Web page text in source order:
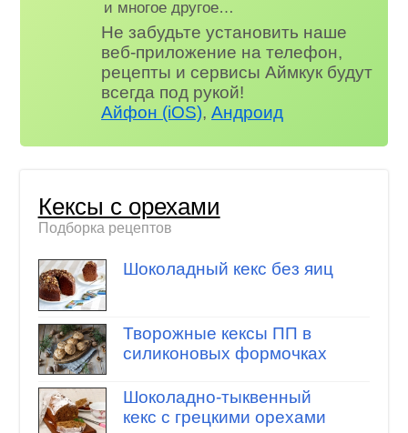
и многое другое…
Не забудьте установить наше
веб-приложение на телефон,
рецепты и сервисы Аймкук будут
всегда под рукой!
Айфон (iOS),Андроид
Кексы с орехами
Подборка рецептов
Шоколадный кекс без яиц
Творожные кексы ПП в
силиконовых формочках
Шоколадно-тыквенный
кекс с грецкими орехами